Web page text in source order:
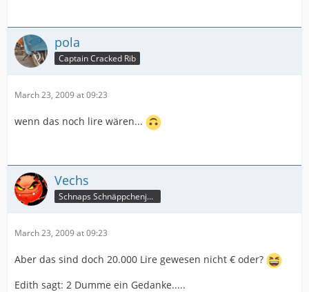
pola
Captain Cracked Rib
March 23, 2009 at 09:23
wenn das noch lire wären...
Vechs
Schnaps Schnäppchenjäger
March 23, 2009 at 09:23
Aber das sind doch 20.000 Lire gewesen nicht € oder?
Edith sagt: 2 Dumme ein Gedanke.....